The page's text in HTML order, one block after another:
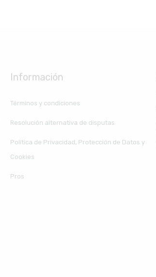
Información
Términos y condiciones
Resolución alternativa de disputas
Política de Privacidad, Protección de Datos y
Cookies
Pros